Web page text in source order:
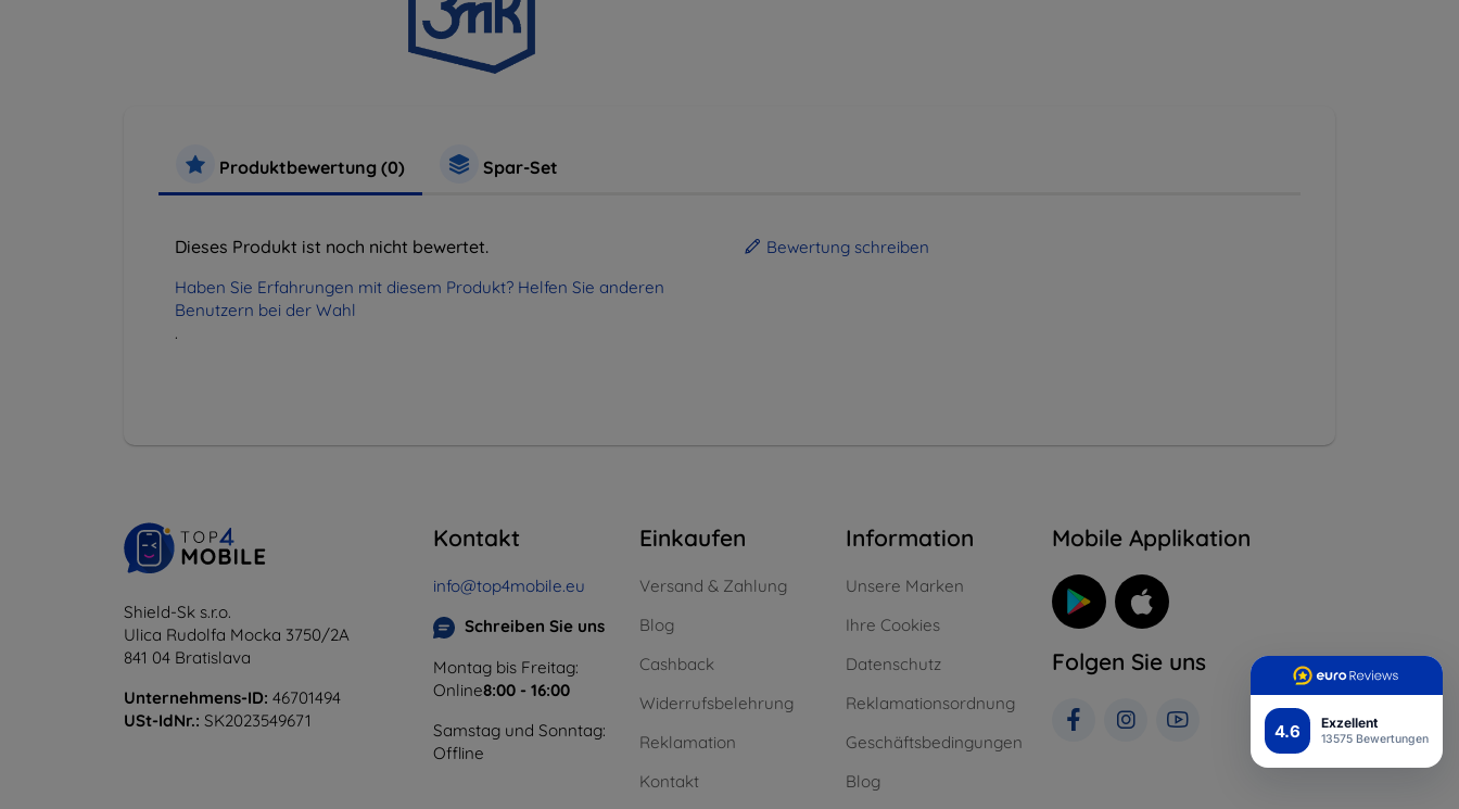
4.6 Exzellent
13575 Bewertungen
Produktbewertung (0) Spar-Set
Dieses Produkt ist noch nicht bewertet.
Haben Sie Erfahrungen mit diesem Produkt? Helfen Sie anderen
Benutzern bei der Wahl
.
Bewertung schreiben
Shield-Sk s.r.o.
Ulica Rudolfa Mocka 3750/2A
841 04 Bratislava
Unternehmens-ID: 46701494
USt-IdNr.: SK2023549671
Kontakt
info@top4mobile.eu
Schreiben Sie uns
Montag bis Freitag:
Online8:00 - 16:00
Samstag und Sonntag:
Offline
Einkaufen
Versand & Zahlung
Blog
Cashback
Widerrufsbelehrung
Reklamation
Kontakt
Information
Unsere Marken
Ihre Cookies
Datenschutz
Reklamationsordnung
Geschäftsbedingungen
Blog
Mobile Applikation
Folgen Sie uns